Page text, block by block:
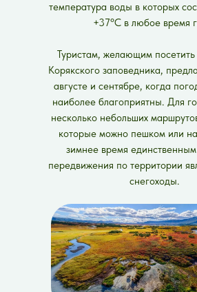
температура воды в которых
+37ºС в любое время
Туристам, желающим
Корякского заповедника,
августе и сентябре, когда
наиболее благоприятны. Для
несколько небольших
которые можно пешком или
зимнее время
передвижения по территории
снегоходы.